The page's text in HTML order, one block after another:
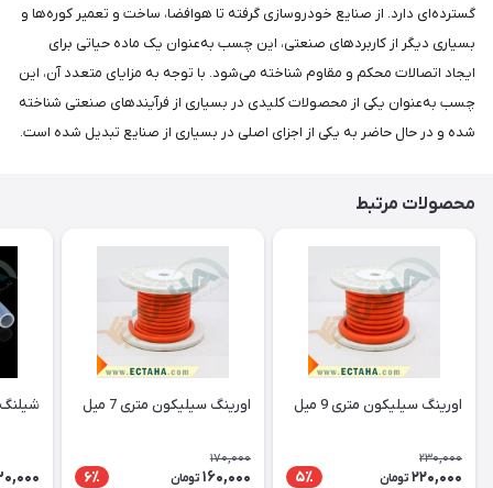
گسترده‌ای دارد. از صنایع خودروسازی گرفته تا هوافضا، ساخت و تعمیر کوره‌ها و
بسیاری دیگر از کاربردهای صنعتی، این چسب به‌عنوان یک ماده حیاتی برای
ایجاد اتصالات محکم و مقاوم شناخته می‌شود. با توجه به مزایای متعدد آن، این
چسب به‌عنوان یکی از محصولات کلیدی در بسیاری از فرآیندهای صنعتی شناخته
شده و در حال حاضر به یکی از اجزای اصلی در بسیاری از صنایع تبدیل شده است.
محصولات مرتبط
اورینگ سیلیکون متری 9 میل
230,000
220,000 تومان 5٪
اورینگ سیلیکون متری 7 میل
170,000
160,000 تومان 6٪